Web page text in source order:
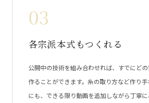
03
各宗派本式もつくれる
公開中の技術を組み合わせれば、すでにど
作ることができます。糸の取り方など作り
にも、できる限り動画を追加しながら丁寧に